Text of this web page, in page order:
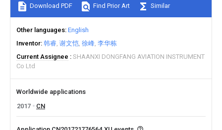
Download PDF Find Prior Art Similar
Other languages English
Inventor 韩睿 谢文恺 徐峰 李华栋
Current Assignee
SHAANXI DONGFANG AVIATION INSTRUMENT
Co Ltd
Worldwide applications
2017
CN